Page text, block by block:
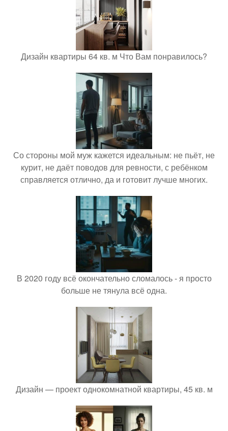
Дизайн квартиры 64 кв. м Что Вам понравилось?
Со стороны мой муж кажется идеальным: не пьёт, не
курит, не даёт поводов для ревности, с ребёнком
справляется отлично, да и готовит лучше многих.
В 2020 году всё окончательно сломалось - я просто
больше не тянула всё одна.
Дизайн — проект однокомнатной квартиры, 45 кв. м